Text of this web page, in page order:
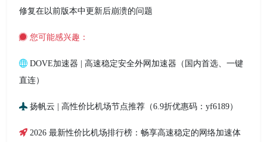
修复在以前版本中更新后崩溃的问题
您可能感兴趣：
DOVE加速器 | 高速稳定安全外网加速器（国内首选、一键
直连）
扬帆云 | 高性价比机场节点推荐（6.9折优惠码：yf6189）
2026 最新性价比机场排行榜：畅享高速稳定的网络加速体